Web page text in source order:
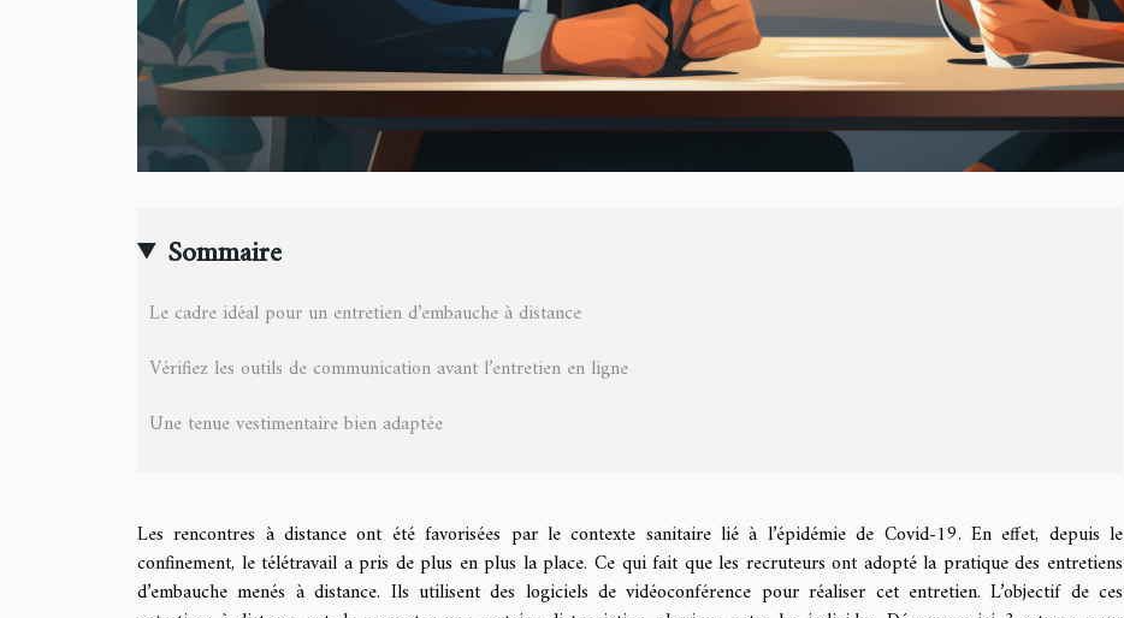
Sommaire
Le cadre idéal pour un entretien d’embauche à distance
Vérifiez les outils de communication avant l’entretien en ligne
Une tenue vestimentaire bien adaptée
Les rencontres à distance ont été favorisées par le contexte sanitaire lié à l’épidémie de Covid-19. En effet, depuis le
confinement, le télétravail a pris de plus en plus la place. Ce qui fait que les recruteurs ont adopté la pratique des entretiens
d’embauche menés à distance. Ils utilisent des logiciels de vidéoconférence pour réaliser cet entretien. L’objectif de ces